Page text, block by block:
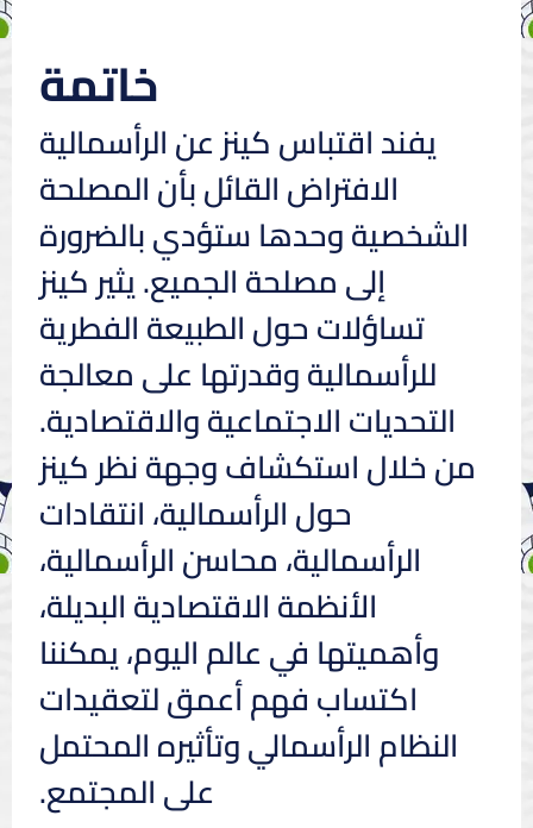
خاتمة
يفند اقتباس كينز عن الرأسمالية
الافتراض القائل بأن المصلحة
الشخصية وحدها ستؤدي بالضرورة
إلى مصلحة الجميع. يثير كينز
تساؤلات حول الطبيعة الفطرية
للرأسمالية وقدرتها على معالجة
التحديات الاجتماعية والاقتصادية.
من خلال استكشاف وجهة نظر كينز
حول الرأسمالية، انتقادات
الرأسمالية، محاسن الرأسمالية،
الأنظمة الاقتصادية البديلة،
وأهميتها في عالم اليوم، يمكننا
اكتساب فهم أعمق لتعقيدات
النظام الرأسمالي وتأثيره المحتمل
على المجتمع.